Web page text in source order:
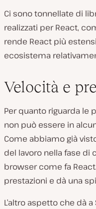
Ci sono tonnellate di
realizzati per React,
rende React più
ecosistema
Velocità e
Per quanto riguarda le
non può essere in
Come abbiamo già
del lavoro nella fase di
browser come fa
prestazioni e dà una
L’altro aspetto che dà